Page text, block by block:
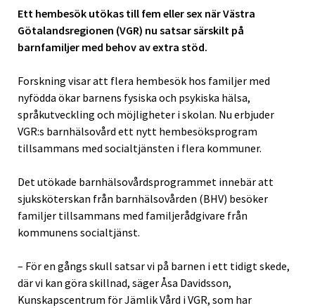
Ett hembesök utökas till fem eller sex när Västra
Götalandsregionen (VGR) nu satsar särskilt på
barnfamiljer med behov av extra stöd.
Forskning visar att flera hembesök hos familjer med
nyfödda ökar barnens fysiska och psykiska hälsa,
språkutveckling och möjligheter i skolan. Nu erbjuder
VGR:s barnhälsovård ett nytt hembesöksprogram
tillsammans med socialtjänsten i flera kommuner.
Det utökade barnhälsovårdsprogrammet innebär att
sjuksköterskan från barnhälsovården (BHV) besöker
familjer tillsammans med familjerådgivare från
kommunens socialtjänst.
– För en gångs skull satsar vi på barnen i ett tidigt skede,
där vi kan göra skillnad, säger Åsa Davidsson,
Kunskapscentrum för Jämlik Vård i VGR, som har